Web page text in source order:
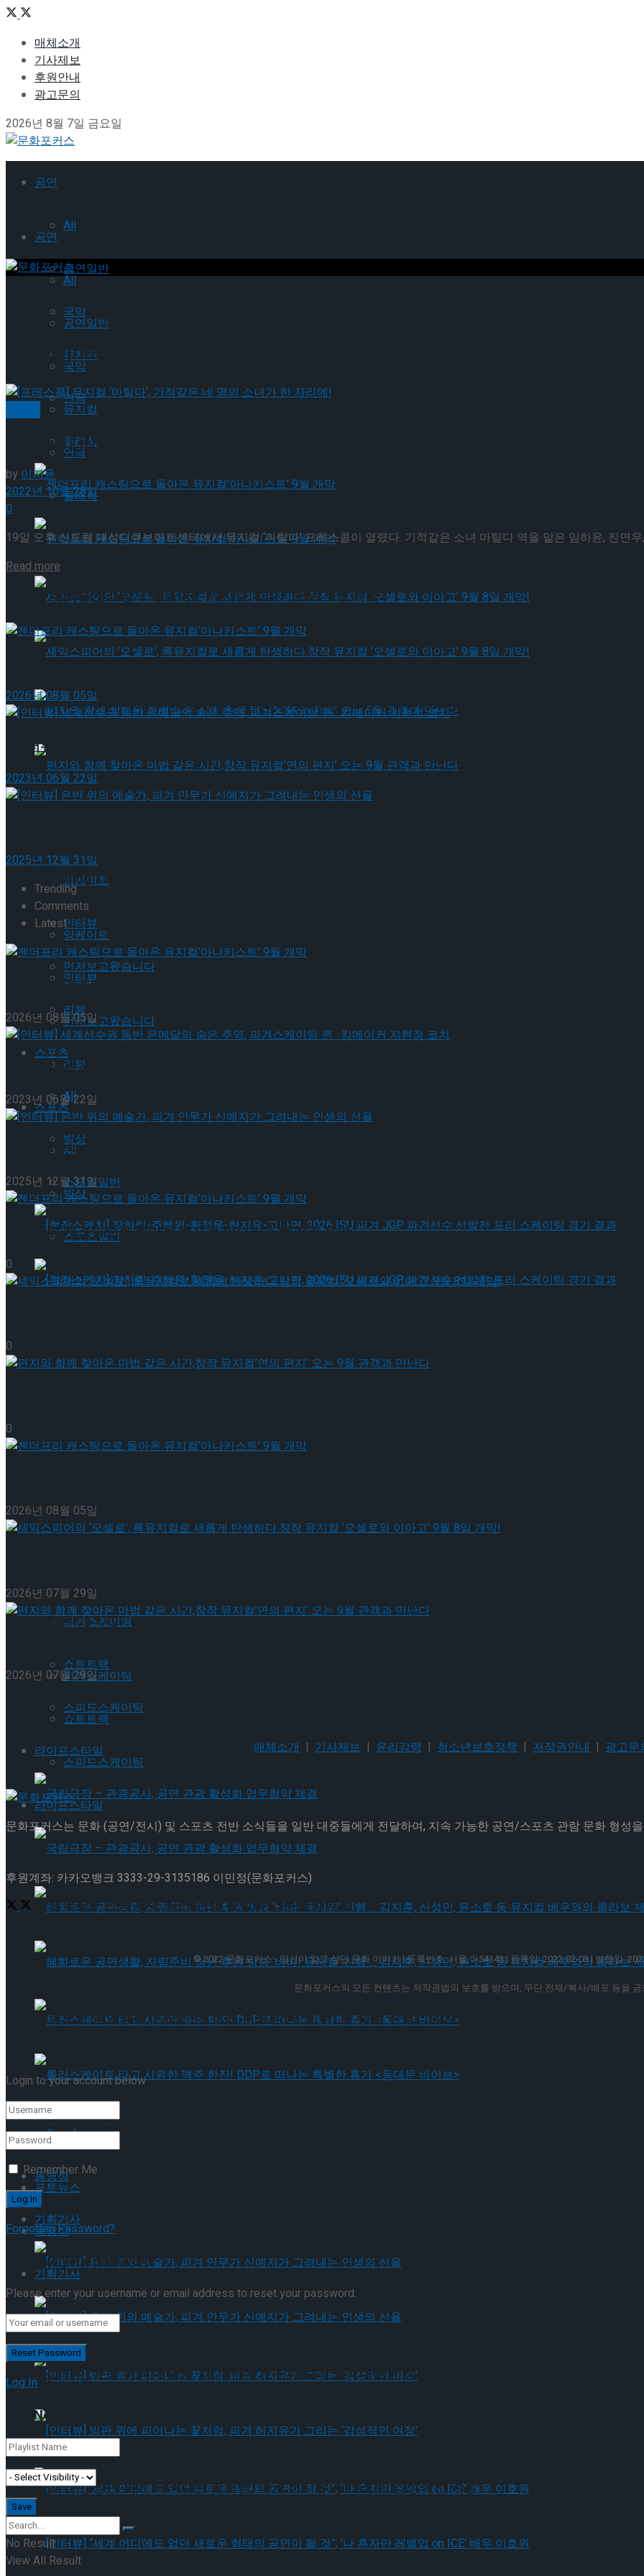
매체소개
기사제보
후원안내
광고문의
2026년 8월 7일 금요일
공연
All
공연일반
국악
뮤지컬
연극
클래식
젠더프리 캐스팅으로 돌아온 뮤지컬’아나키스트’ 9월 개막
셰익스피어의 ‘오셀로’, 록뮤지컬로 새롭게 탄생하다.창작 뮤지컬 ‘오셀로와 이아고’ 9월 8일 개막!
편지와 함께 찾아온 마법 같은 시간,창작 뮤지컬’연의 편지’ 오는 9월 관객과 만난다
앙케이트
인터뷰
먼저보고왔습니다
리뷰
스포츠
All
빙상
스포츠일반
[현장스케치] 장하린-주혜원-황정율-허지유-고나연, 2026 ISU 피겨 JGP 파견선수 선발전 프리 스케
[현장스케치] 김민송-문지원-정수빈-이효원-최진아, 2026 ISU 피겨 JGP 파견선수 선발전 프리 스케
피겨스케이팅
쇼트트랙
스피드스케이팅
라이프스타일
국립극장 – 관광공사, 공연 관광 활성화 업무협약 체결
혜화로운 공연생활, 자립준비 청년 후원 방송 ‘비바! 뮤지컬’ 진행 … 김지훈, 신성민, 윤소호 등 뮤지컬
롤러스케이트 타고 시원한 맥주 한잔! DDP로 떠나는 특별한 휴가 <동대문 바이브>
포토뉴스
동영상
기획기사
[인터뷰] 은반 위의 예술가, 피겨 안무가 신예지가 그려내는 인생의 선율
[인터뷰] 빙판 위에 피어나는 꽃처럼, 피겨 허지유가 그리는 ‘감성적인 여정’
[인터뷰] “세계 어디에도 없던 새로운 형태의 공연이 될 것”, ‘나 혼자만 레벨업 on ICE’ 배우 이호원
공연
All
공연일반
국악
뮤지컬
연극
클래식
젠더프리 캐스팅으로 돌아온 뮤지컬’아나키스트’ 9월 개막
셰익스피어의 ‘오셀로’, 록뮤지컬로 새롭게 탄생하다.창작 뮤지컬 ‘오셀로와 이아고’ 9월 8일 개막!
Trending Tags
앙케이트
인터뷰
먼저보고왔습니다
리뷰
스포츠
All
빙상
스포츠일반
[현장스케치] 이규리-전효은-김지유-박하영, 2026 ISU 피겨 JGP 파견선수 선발전 프리 스케이팅 경기
Trending Tags
피겨스케이팅
쇼트트랙
스피드스케이팅
라이프스타일
국립극장 – 관광공사, 공연 관광 활성화 업무협약 체결
혜화로운 공연생활, 자립준비 청년 후원 방송 ‘비바! 뮤지컬’ 진행 … 김지훈, 신성민, 윤소호 등 뮤지컬
롤러스케이트 타고 시원한 맥주 한잔! DDP로 떠나는 특별한 휴가 <동대문 바이브>
포토뉴스
동영상
기획기사
[인터뷰] 은반 위의 예술가, 피겨 안무가 신예지가 그려내는 인생의 선율
[인터뷰] 빙판 위에 피어나는 꽃처럼, 피겨 허지유가 그리는 ‘감성적인 여정’
[태그:]프레스콜
[프레스콜] 뮤지컬 ‘마틸다’, 기적같은 네 명의 소녀가 한 자리에!
by이지윤
2022년 10월 28일
0
19일 오후 신도림 대성디큐브아트센터에서 뮤지컬 ‘마틸다’ 프레스콜이 열렸다. 기적같은 소녀 마틸다 역을 맡은 임하윤, 진연우
Read more
이주의 인기뉴스
젠더프리 캐스팅으로 돌아온 뮤지컬’아나키스트’ 9월 개막
2026년 08월 05일
[인터뷰] 세계선수권 동반 은메달의 숨은 주역, 피겨스케이팅 퀸 · 킹메이커 지현정 코치
2023년 06월 22일
2025년 12월 31일
Trending
Comments
Latest
젠더프리 캐스팅으로 돌아온 뮤지컬’아나키스트’ 9월 개막
2026년 08월 05일
[인터뷰] 세계선수권 동반 은메달의 숨은 주역, 피겨스케이팅 퀸 · 킹메이커 지현정 코치
2023년 06월 22일
[인터뷰] 은반 위의 예술가, 피겨 안무가 신예지가 그려내는 인생의 선율
2025년 12월 31일
젠더프리 캐스팅으로 돌아온 뮤지컬’아나키스트’ 9월 개막
0
0
0
2026년 08월 05일
2026년 07월 29일
2026년 07월 29일
매체소개 | 기사제보 | 윤리강령 | 청소년보호정책 | 저작권안내 | 광고문
문화포커스는 문화 (공연/전시) 및 스포츠 전반 소식들을 일반 대중들에게 전달하여, 지속 가능한 공연/스포츠 관람 문화 형성
후원계좌: 카카오뱅크 3333-29-3135186 이민정(문화포커스)
© 2022 문화포커스 - 당신이 알고 싶던 문화 이야기 | 등록번호: 서울,아54143 | 등록일: 2022-02-03 | 발행일:
문화포커스의 모든 컨텐츠는 저작권법의 보호를 받으며, 무단 전재/복사/배포 등을 금
Welcome Back!
Login to your account below
Remember Me
Forgotten Password?
Retrieve your password
Please enter your username or email address to reset your password.
Log In
Add New Playlist
No Result
View All Result